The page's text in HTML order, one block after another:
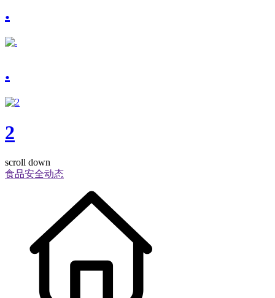
.
.
2
scroll down
食品安全动态